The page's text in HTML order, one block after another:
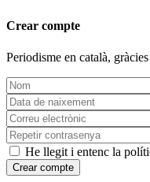
Crear compte
Periodisme en català,
He llegit i entenc la
Crear compte